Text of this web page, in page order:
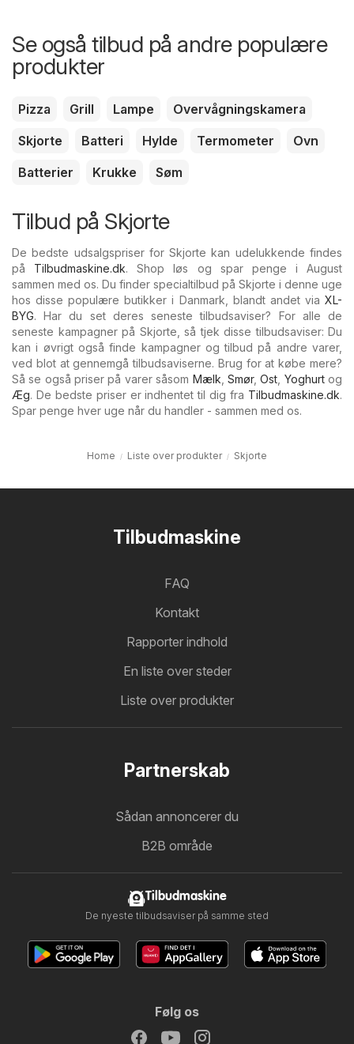
Se også tilbud på andre populære
produkter
Pizza Grill Lampe
Overvågningskamera
Skjorte
Batteri Hylde Termometer
Ovn
Batterier
Krukke Søm
Tilbud på Skjorte
De bedste udsalgspriser for Skjorte kan udelukkende findes
på Tilbudmaskine.dk. Shop løs og spar penge i August
sammen med os. Du finder specialtilbud på Skjorte i denne uge
hos disse populære butikker i Danmark, blandt andet via XL-
BYG. Har du set deres seneste tilbudsaviser? For alle de
seneste kampagner på Skjorte, så tjek disse tilbudsaviser: Du
kan i øvrigt også finde kampagner og tilbud på andre varer,
ved blot at gennemgå tilbudsaviserne. Brug for at købe mere?
Så se også priser på varer såsom Mælk Smør,Ost Yoghurtog
Æg. De bedste priser er indhentet til dig fra Tilbudmaskine.dk.
Spar penge hver uge når du handler - sammen med os.
Home Liste over produkter Skjorte
Tilbudmaskine
FAQ
Kontakt
Rapporter indhold
En liste over steder
Liste over produkter
Partnerskab
Sådan annoncerer du
B2B område
Tilbudmaskine
De nyeste tilbudsaviser på samme sted
Følg os